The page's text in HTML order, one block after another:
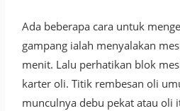
Ada beberapa cara untuk
gampang ialah menyalakan
menit. Lalu perhatikan blok
karter oli. Titik rembesan oli
munculnya debu pekat atau oli